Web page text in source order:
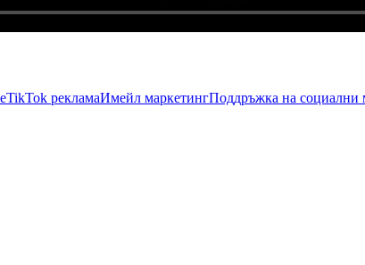
TikTok рекламaИмейл маркетингПоддръжка на социални